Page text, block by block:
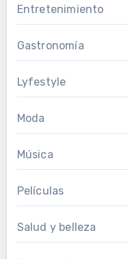
Entretenimiento
Gastronomía
Lyfestyle
Moda
Música
Películas
Salud y belleza